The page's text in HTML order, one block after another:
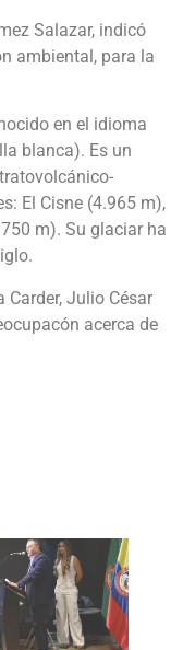
Salazar, indicó
ambiental, para la
en el idioma
blanca). Es un
El Cisne (4.965 m),
m). Su glaciar ha
Carder, Julio César
acerca de